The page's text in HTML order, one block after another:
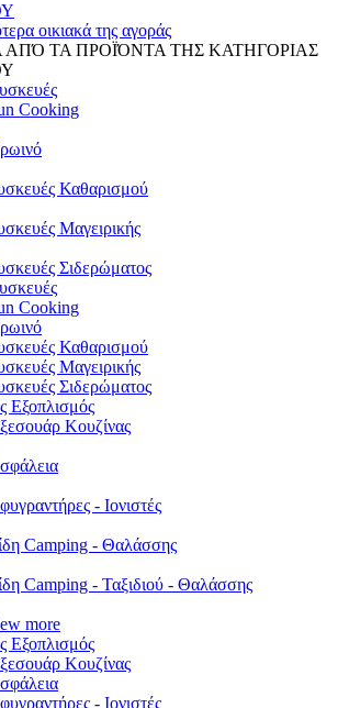
οικιακά της αγοράς
ΑΠΌ ΤΑ ΠΡΟΪΌΝΤΑ ΤΗΣ ΚΑΤΗΓΟΡΙΑΣ
Cooking
Καθαρισμού
Μαγειρικής
Σιδερώματος
Cooking
Καθαρισμού
Μαγειρικής
Σιδερώματος
Εξοπλισμός
Κουζίνας
- Ιονιστές
Camping - Θαλάσσης
Camping - Ταξιδιού - Θαλάσσης
more
Εξοπλισμός
Κουζίνας
- Ιονιστές